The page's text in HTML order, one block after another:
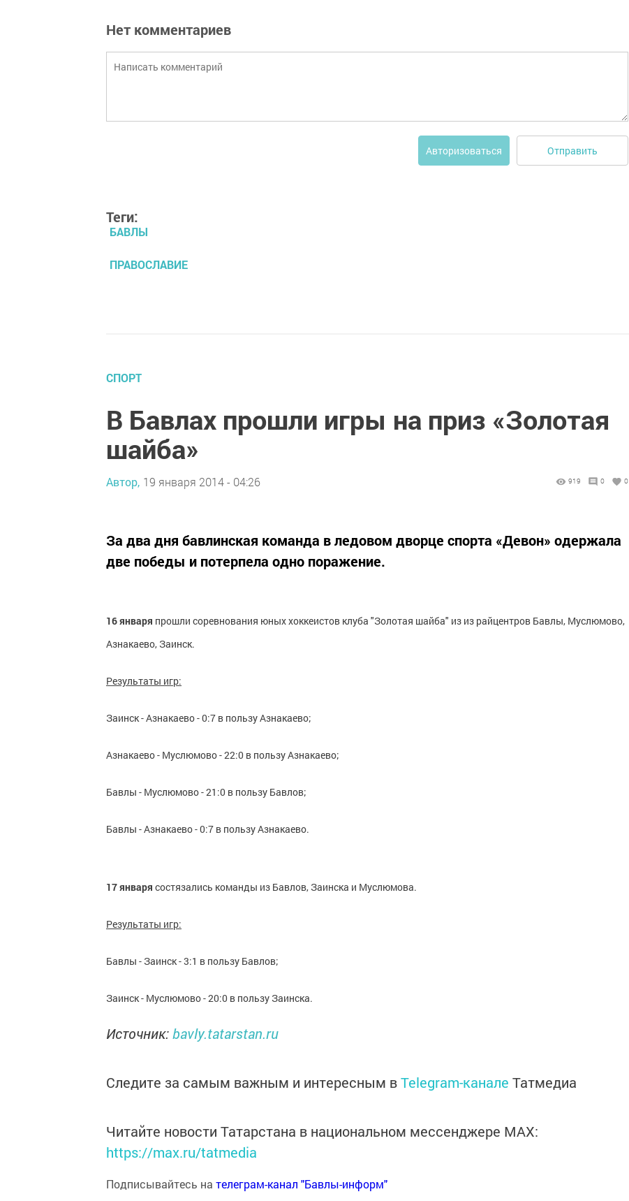
Нет комментариев
Авторизоваться Отправить
Теги:
БАВЛЫ
ПРАВОСЛАВИЕ
СПОРТ
В Бавлах прошли игры на приз «Золотая
шайба»
Автор, 19 января 2014 - 04:26 919 0 0
За два дня бавлинская команда в ледовом дворце спорта «Девон» одержала
две победы и потерпела одно поражение.
16 января прошли соревнования юных хоккеистов клуба "Золотая шайба" из из райцентров Бавлы, Муслюмово,
Азнакаево, Заинск.
Результаты игр:
Заинск - Азнакаево - 0:7 в пользу Азнакаево;
Азнакаево - Муслюмово - 22:0 в пользу Азнакаево;
Бавлы - Муслюмово - 21:0 в пользу Бавлов;
Бавлы - Азнакаево - 0:7 в пользу Азнакаево.
17 января состязались команды из Бавлов, Заинска и Муслюмова.
Результаты игр:
Бавлы - Заинск - 3:1 в пользу Бавлов;
Заинск - Муслюмово - 20:0 в пользу Заинска.
Источник:bavly.tatarstan.ru
Следите за самым важным и интересным вTelegram-канале Татмедиа
Читайте новости Татарстана в национальном мессенджере MАХ:
https://max.ru/tatmedia
Подписывайтесь на телеграм-канал "Бавлы-информ"